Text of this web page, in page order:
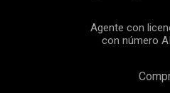
Agente con
con número